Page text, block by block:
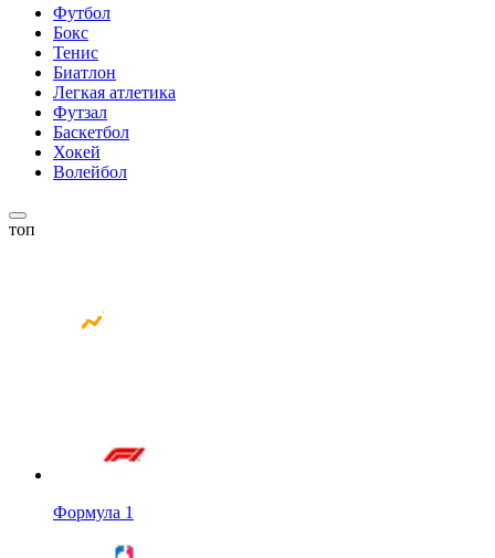
Футбол
Бокс
Тенис
Биатлон
Легкая атлетика
Футзал
Баскетбол
Хокей
Волейбол
топ
Формула 1